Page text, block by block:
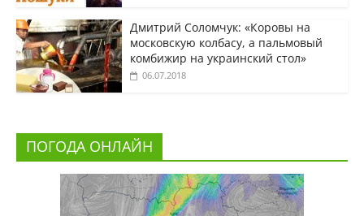
Дмитрий Соломчук: «Коровы на
московскую колбасу, а пальмовый
комбижир на украинский стол»
06.07.2018
ПОГОДА ОНЛАЙН